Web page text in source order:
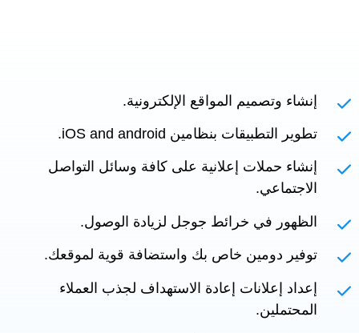
إنشاء وتصميم المواقع الإلكترونية.
تطوير التطبيقات بنظامين iOS and android.
إنشاء حملات إعلانية على كافة وسائل التواصل
الاجتماعي.
الظهور في خرائط جوجل لزيادة الوصول.
توفير دومين خاص بك واستضافة قوية لموقعك.
إعداد إعلانات إعادة الاستهداف لجذب العملاء
المحتملين.